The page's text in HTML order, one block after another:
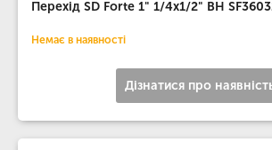
Перехід SD Forte 1" 1/4х1/2" ВН
Немає в наявності
Дізнатися про